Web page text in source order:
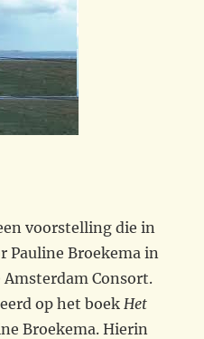
voorstelling die in
Pauline Broekema in
Consort.
op het boek Het
Broekema. Hierin